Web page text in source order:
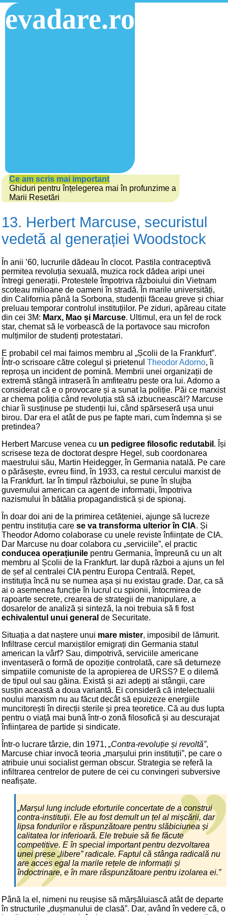
evadare.ro
Ce am scris mai important
Ghiduri pentru înțelegerea mai în profunzime a
Marii Resetări
13. Herbert Marcuse, securistul
vedetă al generației Woodstock
În anii ’60, lucrurile dădeau în clocot. Pastila contraceptivă
permitea revoluția sexuală, muzica rock dădea aripi unei
întregi generații. Protestele împotriva războiului din Vietnam
scoteau milioane de oameni în stradă. În marile universități,
din California până la Sorbona, studenții făceau greve și chiar
preluau temporar controlul instituțiilor. Pe ziduri, apăreau citate
din cei 3M: Marx, Mao și Marcuse. Ultimul, era un fel de rock
star, chemat să le vorbească de la portavoce sau microfon
mulțimilor de studenți protestatari.
E probabil cel mai faimos membru al „Școlii de la Frankfurt”.
Într-o scrisoare către colegul și prietenul Theodor Adorno, îi
reproșa un incident de pomină. Membrii unei organizații de
extremă stângă intraseră în amfiteatru peste ora lui. Adorno a
considerat că e o provocare și a sunat la poliție. Păi ce marxist
ar chema poliția când revoluția stă să izbucnească!? Marcuse
chiar îi susținuse pe studenții lui, când spărseseră ușa unui
birou. Dar era el atât de pus pe fapte mari, cum îndemna și se
pretindea?
Herbert Marcuse venea cu un pedigree filosofic redutabil . Își
scrisese teza de doctorat despre Hegel, sub coordonarea
maestrului său, Martin Heidegger, în Germania natală. Pe care
o părăsește, evreu fiind, în 1933, ca restul cercului marxist de
la Frankfurt. Iar în timpul războiului, se pune în slujba
guvernului american ca agent de informații, împotriva
nazismului în bătălia propagandistică și de spionaj.
În doar doi ani de la primirea cetățeniei, ajunge să lucreze
pentru instituția care se va transforma ulterior în CIA. Și
Theodor Adorno colaborase cu unele reviste înființate de CIA.
Dar Marcuse nu doar colabora cu „serviciile”, el practic
conducea operațiunile pentru Germania, împreună cu un alt
membru al Școlii de la Frankfurt. Iar după război a ajuns un fel
de șef al centralei CIA pentru Europa Centrală. Repet,
instituția încă nu se numea așa și nu existau grade. Dar, ca să
ai o asemenea funcție în lucrul cu spionii, întocmirea de
rapoarte secrete, crearea de strategii de manipulare, a
dosarelor de analiză și sinteză, la noi trebuia să fi fost
echivalentul unui general de Securitate.
Situația a dat naștere unui mare mister, imposibil de lămurit.
Infiltrase cercul marxiștilor emigrați din Germania statul
american la vârf? Sau, dimpotrivă, serviciile americane
inventaseră o formă de opoziție controlată, care să deturneze
simpatiile comuniste de la apropierea de URSS? E o dilemă
de tipul oul sau găina. Există și azi adepți ai stângii, care
susțin această a doua variantă. Ei consideră că intelectualii
noului marxism nu au făcut decât să epuizeze energiile
muncitorești în direcții sterile și prea teoretice. Că au dus lupta
pentru o viață mai bună într-o zonă filosofică și au descurajat
înființarea de partide și sindicate.
Într-o lucrare târzie, din 1971, „Contra-revoluție și revoltă”,
Marcuse chiar invocă teoria „marșului prin instituții”, pe care o
atribuie unui socialist german obscur. Strategia se referă la
infiltrarea centrelor de putere de cei cu convingeri subversive
neafișate.
„Marșul lung include eforturile concertate de a construi
contra-instituții. Ele au fost demult un țel al mișcării, dar
lipsa fondurilor e răspunzătoare pentru slăbiciunea și
calitatea lor inferioară. Ele trebuie să fie făcute
competitive. E în special important pentru dezvoltarea
unei prese „libere” radicale. Faptul că stânga radicală nu
are acces egal la marile rețele de informații și
îndoctrinare, e în mare răspunzătoare pentru izolarea ei.”
Până la el, nimeni nu reușise să mărșăluiască atât de departe
în structurile „dușmanului de clasă”. Dar, având în vedere că, o